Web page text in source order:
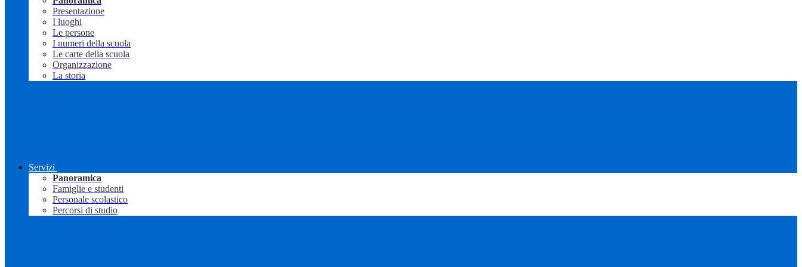
Presentazione
I luoghi
Le persone
I numeri della scuola
Le carte della scuola
Organizzazione
La storia
Servizi
Panoramica
Famiglie e studenti
Personale scolastico
Percorsi di studio